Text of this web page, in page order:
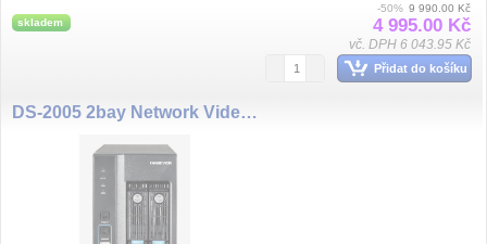
skladem
-50% 9 990.00 Kč
4 995.00 Kč
vč. DPH 6 043.95 Kč
Přidat do košíku
DS-2005 2bay Network Video,5ch